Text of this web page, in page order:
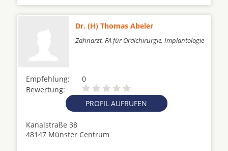
Dr. (H) Thomas Abeler
Zahnarzt, FA für Oralchirurgie, Implantologie
Empfehlung:
0
Bewertung:
PROFIL AUFRUFEN
Kanalstraße 38
48147 Münster Centrum